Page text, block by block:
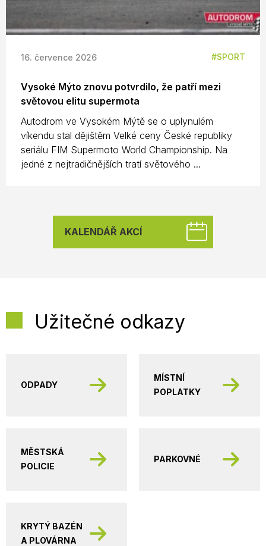
16. července 2026 SPORT
Vysoké Mýto znovu potvrdilo, že patří mezi
světovou elitu supermota
Autodrom ve Vysokém Mýtě se o uplynulém
víkendu stal dějištěm Velké ceny České republiky
seriálu FIM Supermoto World Championship. Na
jedné z nejtradičnějších tratí světového ...
KALENDÁŘ AKCÍ
Užitečné odkazy
ODPADY
MÍSTNÍ
POPLATKY
MĚSTSKÁ
POLICIE
PARKOVNÉ
KRYTÝ BAZÉN
A PLOVÁRNA